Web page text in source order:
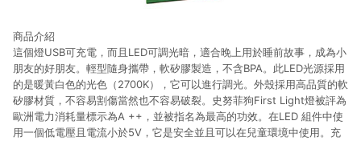
商品介紹
這個燈USB可充電，而且LED可調光暗，適合晚上用於睡前故事，成為小
朋友的好朋友。輕型隨身攜帶，軟矽膠製造，不含BPA。此LED光源採用
的是暖黃白色的光色（2700K），它可以進行調光。外殼採用高品質的軟
矽膠材質，不容易割傷當然也不容易破裂。史努菲狗First Light燈被評為
歐洲電力消耗量標示為A ++，並被指名為最高的功效。在LED 組件中使
用一個低電壓且電流小於5V，它是安全並且可以在兒童環境中使用。充